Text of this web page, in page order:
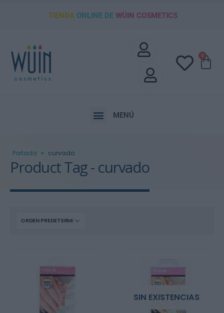
TIENDAONLINE DE WÜIN COSMETICS
0
MENÚ
Portada » curvado
Product Tag - curvado
SIN EXISTENCIAS